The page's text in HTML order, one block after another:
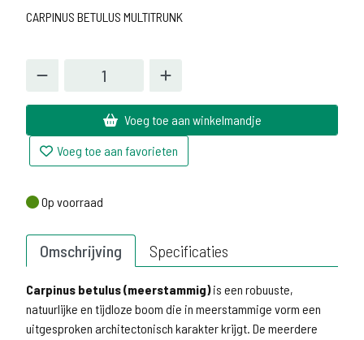
CARPINUS BETULUS MULTITRUNK
Voeg toe aan winkelmandje
Voeg toe aan favorieten
Op voorraad
Op voorraad
Omschrijving Specificaties
Carpinus betulus (meerstammig)is een robuuste,
natuurlijke en tijdloze boom die in meerstammige vorm een
uitgesproken architectonisch karakter krijgt. De meerdere